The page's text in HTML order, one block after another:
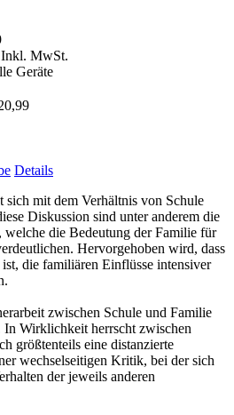
Inkl. MwSt.
Geräte
Details
sich mit dem Verhältnis von Schule
Diskussion sind unter anderem die
welche die Bedeutung der Familie für
Hervorgehoben wird, dass
die familiären Einflüsse intensiver
zwischen Schule und Familie
Wirklichkeit herrscht zwischen
größtenteils eine distanzierte
wechselseitigen Kritik, bei der sich
der jeweils anderen